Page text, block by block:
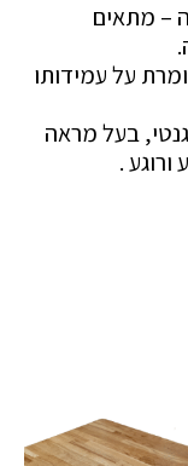
– מתאים
על עמידותו
בעל מראה
.